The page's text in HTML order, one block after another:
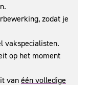
zodat je
vakspecialisten.
op het moment
vanéén volledige